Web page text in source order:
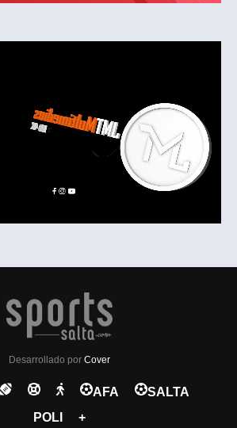
Desarrollado por Cover
AFA
SALTA
POLI
+